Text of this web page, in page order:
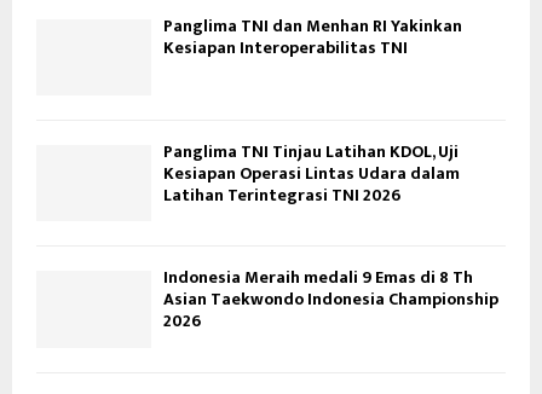
Panglima TNI dan Menhan RI Yakinkan
Kesiapan Interoperabilitas TNI
Panglima TNI Tinjau Latihan KDOL, Uji
Kesiapan Operasi Lintas Udara dalam
Latihan Terintegrasi TNI 2026
Indonesia Meraih medali 9 Emas di 8 Th
Asian Taekwondo Indonesia Championship
2026